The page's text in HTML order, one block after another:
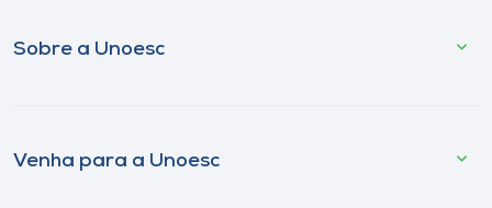
Sobre a Unoesc
Venha para a Unoesc